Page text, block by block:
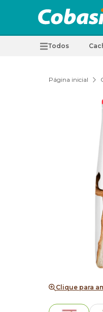
Todos
Página inicial
Clique para